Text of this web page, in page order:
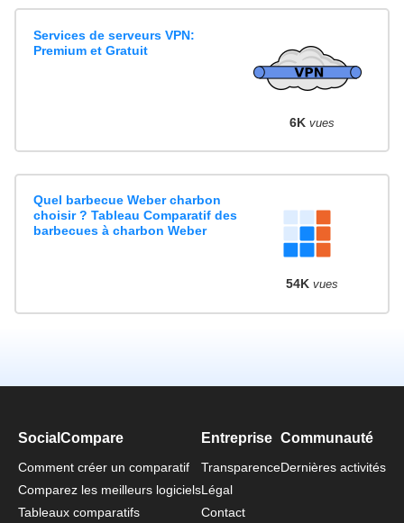
Services de serveurs VPN:
Premium et Gratuit
6K vues
Quel barbecue Weber charbon
choisir ? Tableau Comparatif des
barbecues à charbon Weber
54K vues
SocialCompare
Comment créer un comparatif
Comparez les meilleurs logiciels
Tableaux comparatifs
Entreprise
Transparence
Légal
Contact
Communauté
Dernières activités